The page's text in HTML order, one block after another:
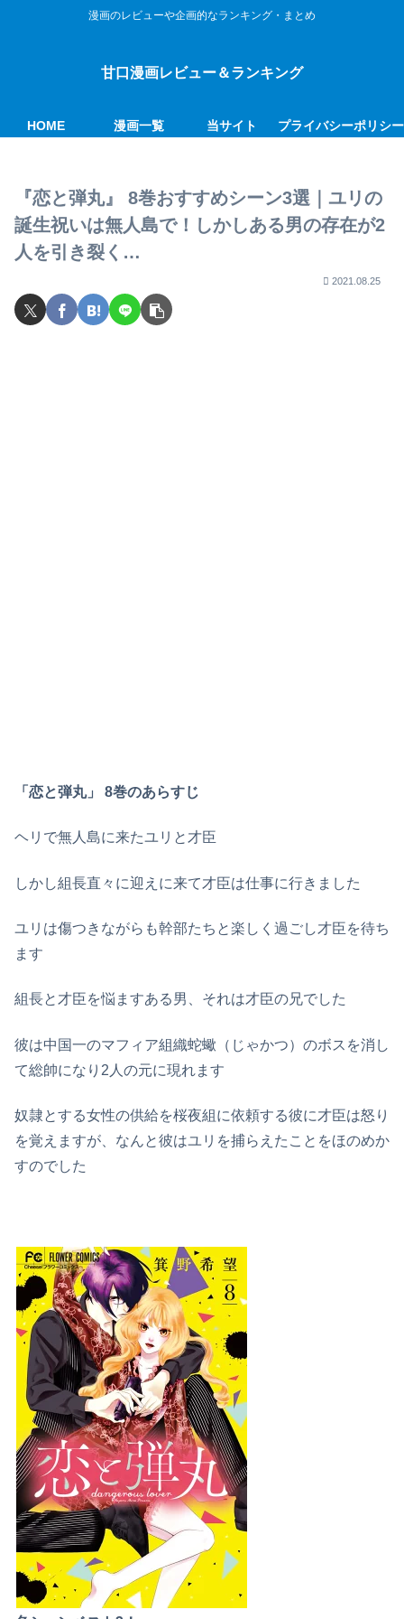
漫画のレビューや企画的なランキング・まとめ
甘口漫画レビュー＆ランキング
HOME 漫画一覧 当サイト プライバシーポリシー
『恋と弾丸』 8巻おすすめシーン3選｜ユリの
誕生祝いは無人島で！しかしある男の存在が2
人を引き裂く…
2021.08.25
「恋と弾丸」 8巻のあらすじ
ヘリで無人島に来たユリと才臣
しかし組長直々に迎えに来て才臣は仕事に行きました
ユリは傷つきながらも幹部たちと楽しく過ごし才臣を待ち
ます
組長と才臣を悩ますある男、それは才臣の兄でした
彼は中国一のマフィア組織蛇蠍（じゃかつ）のボスを消し
て総帥になり2人の元に現れます
奴隷とする女性の供給を桜夜組に依頼する彼に才臣は怒り
を覚えますが、なんと彼はユリを捕らえたことをほのめか
すのでした